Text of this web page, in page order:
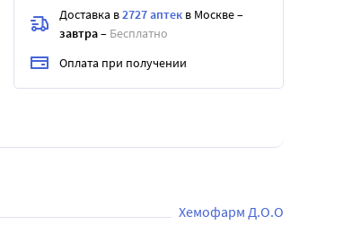
Доставка в2727 аптек в Москве–
завтра– Бесплатно
Оплата при получении
Хемофарм Д.О.О